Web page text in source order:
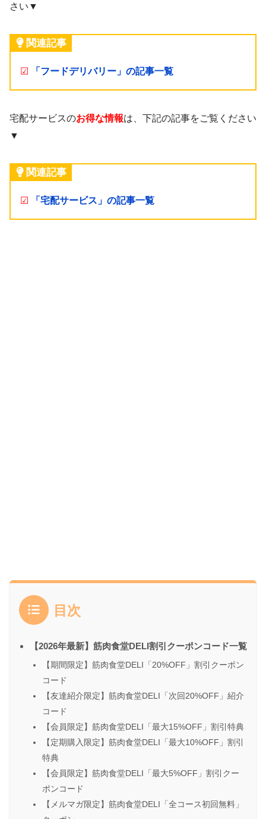
さい▼
関連記事
☑ 「フードデリバリー」の記事一覧
宅配サービスのお得な情報は、下記の記事をご覧ください
▼
関連記事
☑ 「宅配サービス」の記事一覧
目次
【2026年最新】筋肉食堂DELI割引クーポンコード一覧
【期間限定】筋肉食堂DELI「20%OFF」割引クーポン
コード
【友達紹介限定】筋肉食堂DELI「次回20%OFF」紹介
コード
【会員限定】筋肉食堂DELI「最大15%OFF」割引特典
【定期購入限定】筋肉食堂DELI「最大10%OFF」割引
特典
【会員限定】筋肉食堂DELI「最大5%OFF」割引クー
ポンコード
【メルマガ限定】筋肉食堂DELI「全コース初回無料」